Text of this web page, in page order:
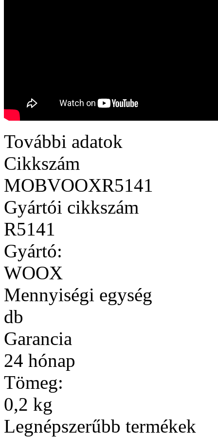
További adatok
Cikkszám
MOBVOOXR5141
Gyártói cikkszám
R5141
Gyártó:
WOOX
Mennyiségi egység
db
Garancia
24 hónap
Tömeg:
0,2 kg
Legnépszerűbb termékek